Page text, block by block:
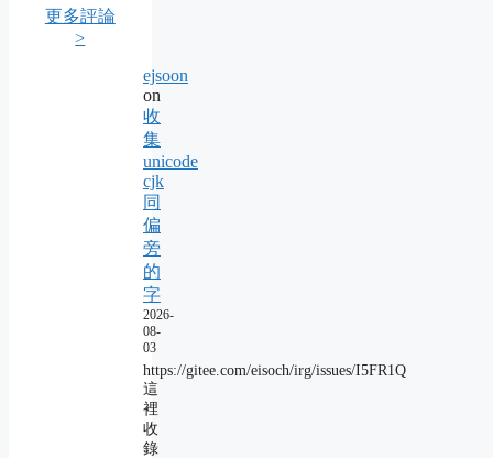
更多評論
>
ejsoon
on
收
集
unicode
cjk
同
偏
旁
的
字
2026-
08-
03
https://gitee.com/eisoch/irg/issues/I5FR1Q
這
裡
收
錄